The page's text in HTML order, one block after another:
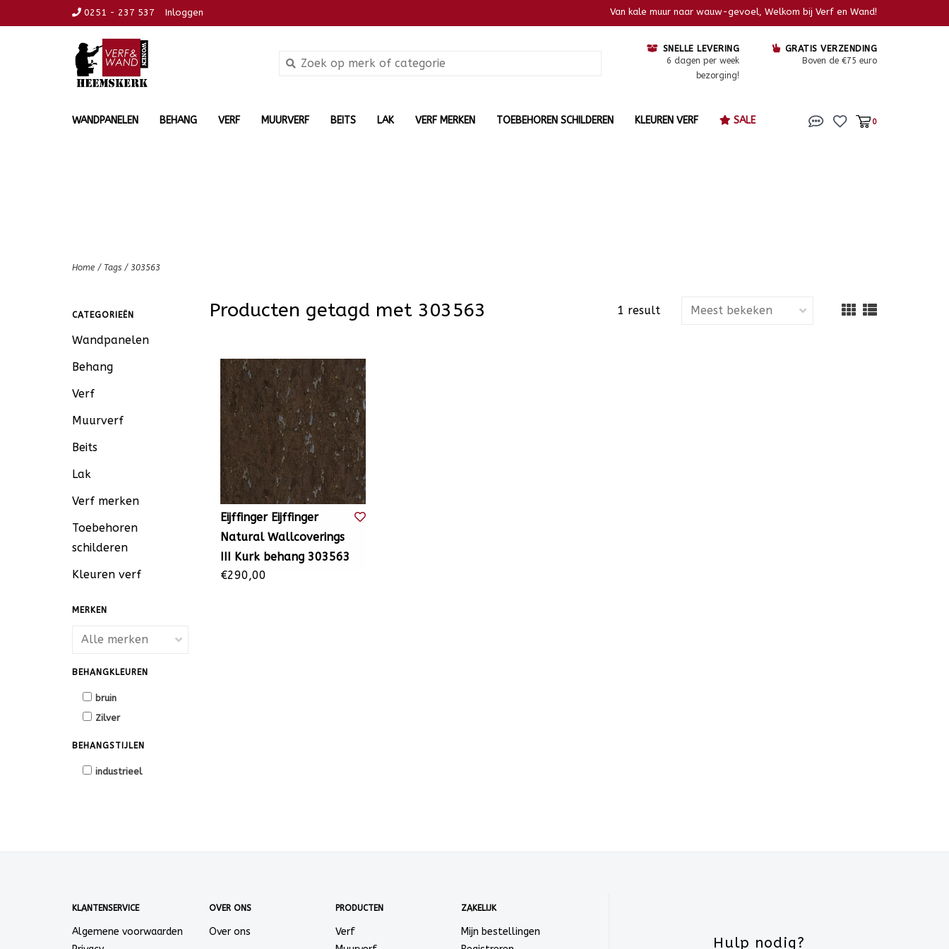
0251 - 237 537 Inloggen Van kale muur naar wauw-gevoel, Welkom bij Verf en Wand!
SNELLE LEVERING
6 dagen per week
bezorging!
GRATIS VERZENDING
Boven de €75 euro
WANDPANELEN BEHANG VERF MUURVERF BEITS LAK VERF MERKEN TOEBEHOREN SCHILDEREN KLEUREN VERF SALE 0
Home / Tags / 303563
CATEGORIEËN
Wandpanelen
Behang
Verf
Muurverf
Beits
Lak
Verf merken
Toebehoren
schilderen
Kleuren verf
MERKEN
BEHANGKLEUREN
bruin
Zilver
BEHANGSTIJLEN
industrieel
Producten getagd met 303563 1 result
Eijffinger Eijffinger
Natural Wallcoverings
III Kurk behang 303563
€290,00
KLANTENSERVICE
Algemene voorwaarden
OVER ONS
Over ons
PRODUCTEN
Verf
ZAKELIJK
Mijn bestellingen
Hulp nodig?